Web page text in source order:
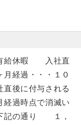
給休暇 入社直
経過・・・１０
後に付与される
過時点で消滅い
記の通り １，